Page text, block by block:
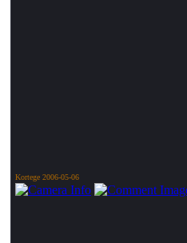
Kortege 2006-05-06